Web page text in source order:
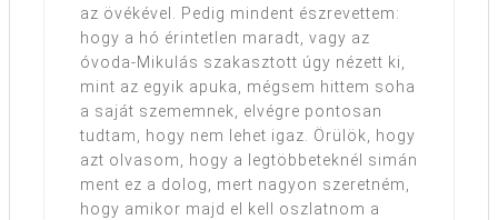
az övékével. Pedig mindent észrevettem:
hogy a hó érintetlen maradt, vagy az
óvoda-Mikulás szakasztott úgy nézett ki,
mint az egyik apuka, mégsem hittem soha
a saját szememnek, elvégre pontosan
tudtam, hogy nem lehet igaz. Örülök, hogy
azt olvasom, hogy a legtöbbeteknél simán
ment ez a dolog, mert nagyon szeretném,
hogy amikor majd el kell oszlatnom a